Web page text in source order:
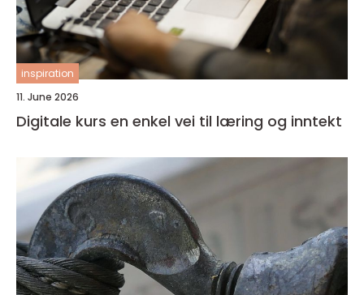
inspiration
11. June 2026
Digitale kurs en enkel vei til læring og inntekt